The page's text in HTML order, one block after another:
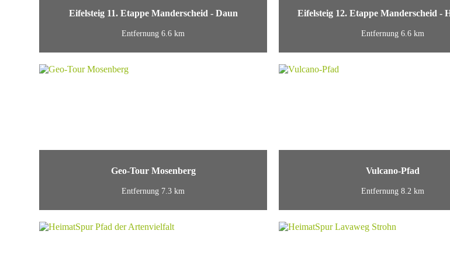
Eifelsteig 11. Etappe Manderscheid - Daun
Entfernung 6.6 km
Eifelsteig 12. Etappe Manderscheid -
Entfernung 6.6 km
Geo-Tour Mosenberg
Entfernung 7.3 km
Vulcano-Pfad
Entfernung 8.2 km